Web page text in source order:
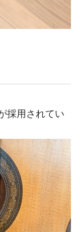
採用されてい